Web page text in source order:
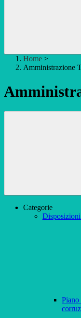
Home >
Amministrazione
Categorie
Piano